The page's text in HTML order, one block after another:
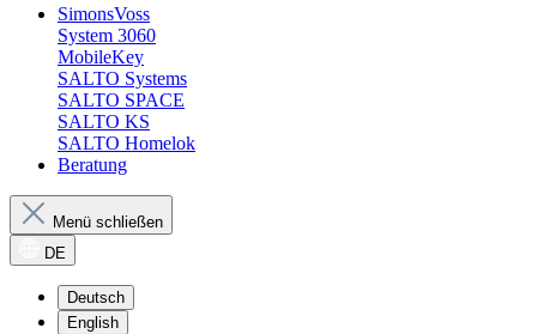
SimonsVoss
System 3060
MobileKey
SALTO Systems
SALTO SPACE
SALTO KS
SALTO Homelok
Beratung
Menü schließen
DE
Deutsch
English